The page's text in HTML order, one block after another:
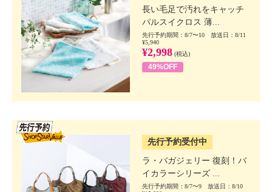
長い毛足で汚れをキャッチ
パルスイクロス 薄...
先行予約期間：8/7〜10 放送日：8/11
¥5,940
¥2,998 (税込)
49%OFF
先行予約受付中
ラ・バガジェリー 復刻！バ
イカラーシリーズ ...
先行予約期間：8/7〜9 放送日：8/10